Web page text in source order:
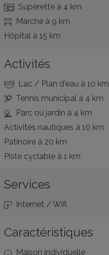
Superette à 4 km
Marché à 9 km
Hôpital à 15 km
Activités
Lac / Plan d'eau à 10 km
Tennis municipal à 4 km
Parc ou jardin à 4 km
Activités nautiques à 10 km
Patinoire à 20 km
Piste cyclable à 1 km
Services
Internet / Wifi
Caractéristiques
Maison individuelle